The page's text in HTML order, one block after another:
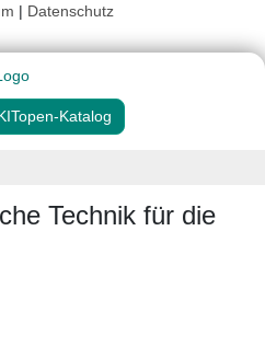
| Datenschutz
Katalog
Technik für die